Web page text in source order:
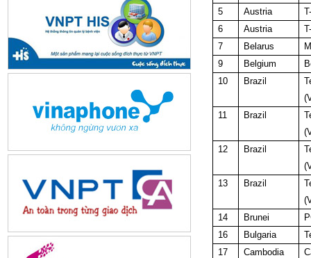
5
Austria
6
Austria
7
Belarus
9
Belgium
10
Brazil
11
Brazil
12
Brazil
13
Brazil
14
Brunei
16
Bulgaria
17
Cambodia